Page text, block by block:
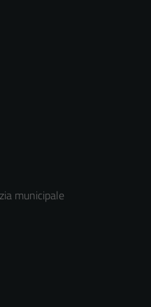
municipale